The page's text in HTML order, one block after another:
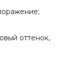
оттенок,